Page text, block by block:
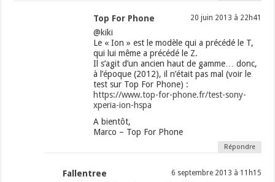
Top For Phone 20 juin 2013 à 22h41
@kiki
Le « Ion » est le modèle qui a précédé le T,
qui lui même a précédé le Z.
Il s’agit d’un ancien haut de gamme… donc,
à l’époque (2012), il n’était pas mal (voir le
test sur Top For Phone) :
https://www.top-for-phone.fr/test-sony-
xperia-ion-hspa
A bientôt,
Marco – Top For Phone
Répondre
Fallentree 6 septembre 2013 à 11h15